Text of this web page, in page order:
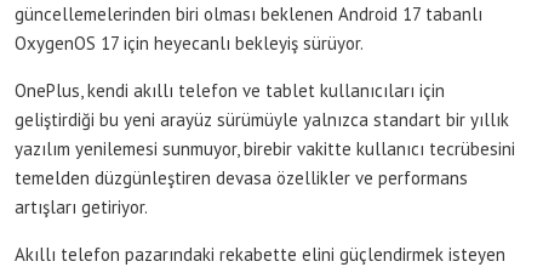
güncellemelerinden biri olması beklenen Android 17 tabanlı
OxygenOS 17 için heyecanlı bekleyiş sürüyor.
OnePlus, kendi akıllı telefon ve tablet kullanıcıları için
geliştirdiği bu yeni arayüz sürümüyle yalnızca standart bir yıllık
yazılım yenilemesi sunmuyor, birebir vakitte kullanıcı tecrübesini
temelden düzgünleştiren devasa özellikler ve performans
artışları getiriyor.
Akıllı telefon pazarındaki rekabette elini güçlendirmek isteyen